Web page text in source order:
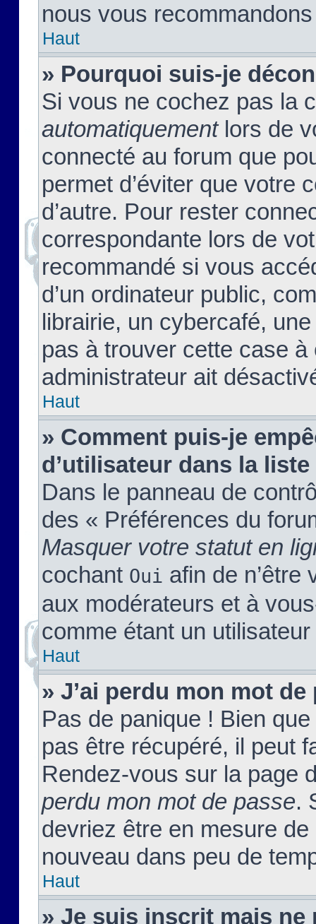
nous vous
Haut
» Pourquoi suis-je
Si vous ne cochez pas la
automatiquementlors de
connecté au forum que
permet d’éviter que votre
d’autre. Pour rester
correspondante lors de
recommandé si vous
d’un ordinateur public,
librairie, un cybercafé,
pas à trouver cette case à
administrateur ait
Haut
» Comment puis-je
d’utilisateur dans la
Dans le panneau de
des « Préférences du
Masquer votre statut en
cochant Oui afin de n’être
aux modérateurs et à
comme étant un
Haut
» J’ai perdu mon mot de
Pas de panique ! Bien
pas être récupéré, il peut
Rendez-vous sur la page
perdu mon mot de passe.
devriez être en mesure
nouveau dans peu de
Haut
» Je suis inscrit mais ne